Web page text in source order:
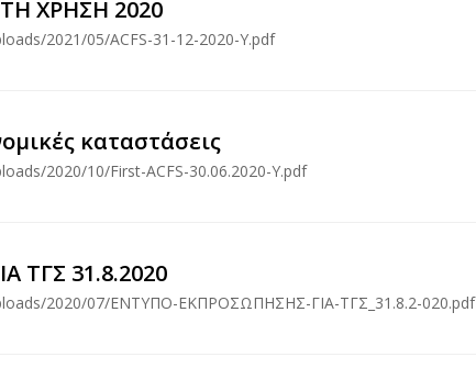
ΧΡΗΣΗ 2020
2021/05/ACFS-31-12-2020-Υ.pdf
καταστάσεις
2020/10/First-ACFS-30.06.2020-Υ.pdf
ΤΓΣ 31.8.2020
2020/07/ΕΝΤΥΠΟ-ΕΚΠΡΟΣΩΠΗΣΗΣ-ΓΙΑ-ΤΓΣ_31.8.2-020.pdf